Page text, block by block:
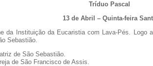
Tríduo Pascal
13 de Abril – Quinta-feira
da Instituição da Eucaristia com Lava-Pés. Logo
Sebastião.
de São Sebastião.
de São Francisco de Assis.